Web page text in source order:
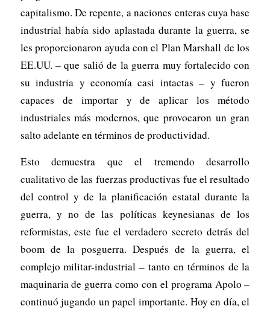
capitalismo. De repente, a naciones enteras cuya base
industrial había sido aplastada durante la guerra, se
les proporcionaron ayuda con el Plan Marshall de los
EE.UU. – que salió de la guerra muy fortalecido con
su industria y economía casi intactas – y fueron
capaces de importar y de aplicar los método
industriales más modernos, que provocaron un gran
salto adelante en términos de productividad.
Esto demuestra que el tremendo desarrollo
cualitativo de las fuerzas productivas fue el resultado
del control y de la planificación estatal durante la
guerra, y no de las políticas keynesianas de los
reformistas, este fue el verdadero secreto detrás del
boom de la posguerra. Después de la guerra, el
complejo militar-industrial – tanto en términos de la
maquinaria de guerra como con el programa Apolo –
continuó jugando un papel importante. Hoy en día, el